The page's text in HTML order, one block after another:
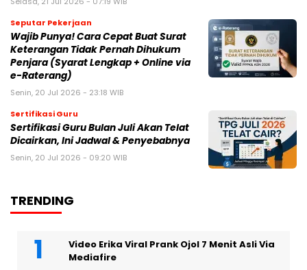
Seputar Pekerjaan
Wajib Punya! Cara Cepat Buat Surat
Keterangan Tidak Pernah Dihukum
Penjara (Syarat Lengkap + Online via
e-Raterang)
Senin, 20 Jul 2026 - 23:18 WIB
Sertifikasi Guru
Sertifikasi Guru Bulan Juli Akan Telat
Dicairkan, Ini Jadwal & Penyebabnya
Senin, 20 Jul 2026 - 09:20 WIB
TRENDING
Video Erika Viral Prank Ojol 7 Menit Asli Via
Mediafire